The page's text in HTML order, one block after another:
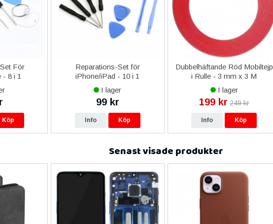
För
- 8 i 1
Köp
Reparations-Set för
iPhone/iPad - 10 i 1
I lager
99 kr
Info Köp
Dubbelhäftande Röd Mobiltejp
i Rulle - 3 mm x 3 M
I lager
199 kr 249 kr
Info Köp
Senast visade produkter